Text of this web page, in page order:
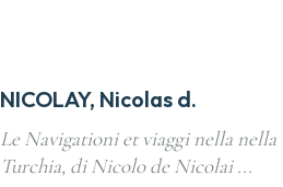
NICOLAY, Nicolas d.
Le Navigationi et viaggi nella nella
Turchia, di Nicolo de Nicolai ...